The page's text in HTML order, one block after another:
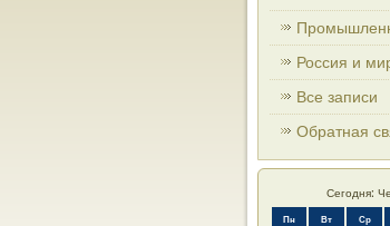
Россия и
Все записи
Обратная
Сегодня:
Пн Вт Ср